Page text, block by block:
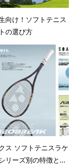
向け！ソフトテニス
の選び方
ス ソフトテニスラケ
リーズ別の特徴と...